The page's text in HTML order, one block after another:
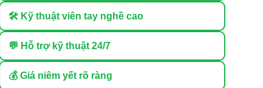
🛠 Kỹ thuật viên tay nghề cao
💬 Hỗ trợ kỹ thuật 24/7
💰 Giá niêm yết rõ ràng